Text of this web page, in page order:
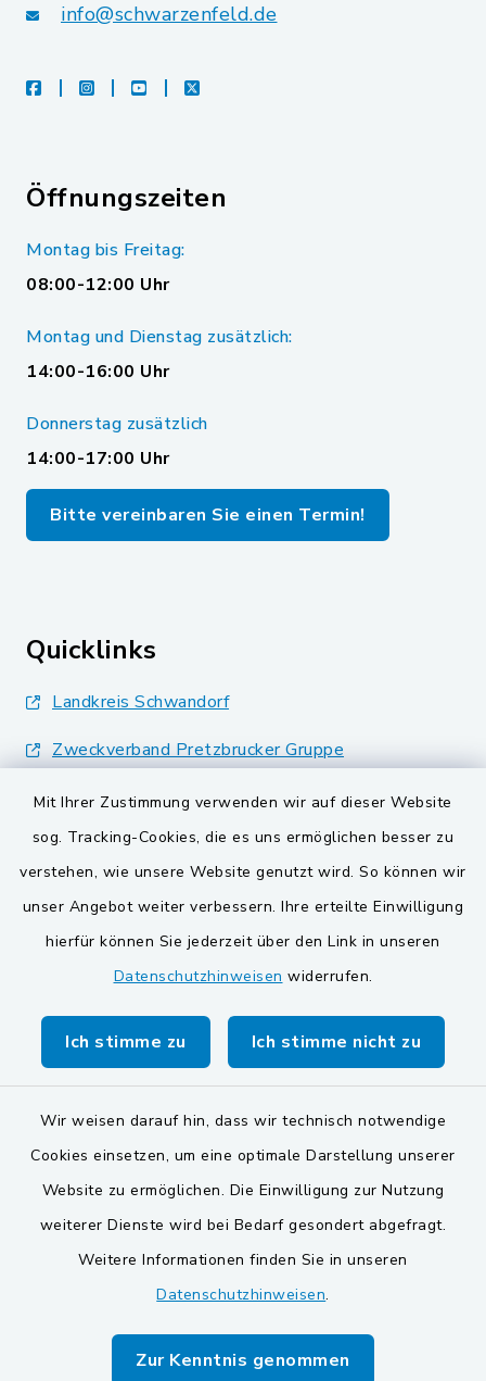
Mit Ihrer Zustimmung verwenden wir auf dieser Website
sog. Tracking-Cookies, die es uns ermöglichen besser zu
verstehen, wie unsere Website genutzt wird. So können wir
unser Angebot weiter verbessern. Ihre erteilte Einwilligung
hierfür können Sie jederzeit über den Link in unseren
Datenschutzhinweisen widerrufen.
Ich stimme zu Ich stimme nicht zu
Wir weisen darauf hin, dass wir technisch notwendige
Cookies einsetzen, um eine optimale Darstellung unserer
Website zu ermöglichen. Die Einwilligung zur Nutzung
weiterer Dienste wird bei Bedarf gesondert abgefragt.
Weitere Informationen finden Sie in unseren
Datenschutzhinweisen.
Zur Kenntnis genommen
info@schwarzenfeld.de
facebookinstagramyoutubeX
Öffnungszeiten
Montag bis Freitag:
08:00-12:00 Uhr
Montag und Dienstag zusätzlich:
14:00-16:00 Uhr
Donnerstag zusätzlich
14:00-17:00 Uhr
Bitte vereinbaren Sie einen Termin!
Quicklinks
Landkreis Schwandorf
Zweckverband Pretzbrucker Gruppe
BayernPortal
Gemeinden der
Verwaltungsgemeinschaft
Gemeinde Schwarzach bei Nabburg
Markt Schwarzenfeld
Gemeinde Stulln
Barrierefreiheit